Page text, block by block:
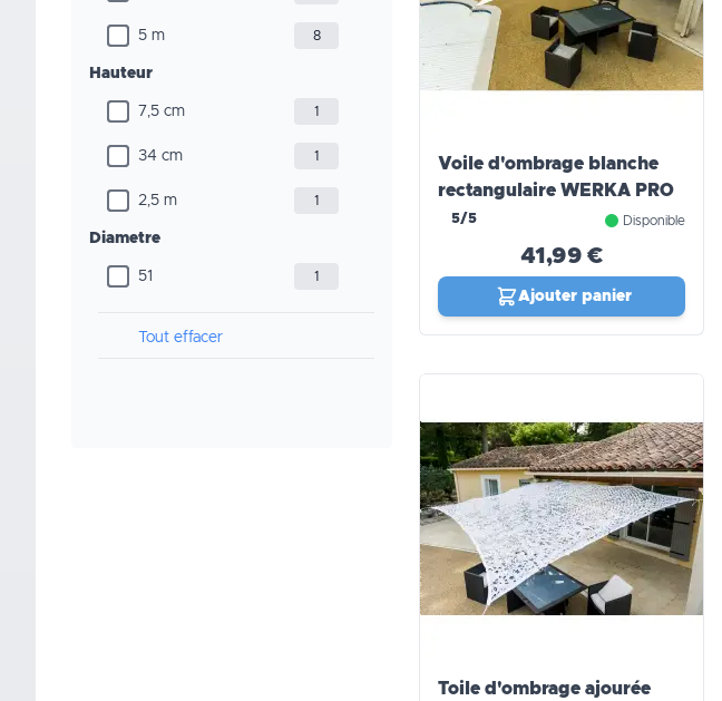
5 m 8
Hauteur
7,5 cm 1
34 cm 1
2,5 m 1
Diametre
51 1
Tout effacer
Voile d'ombrage blanche
rectangulaire WERKA PRO
5/5 Disponible
41,99 €
Ajouter panier
Toile d'ombrage ajourée